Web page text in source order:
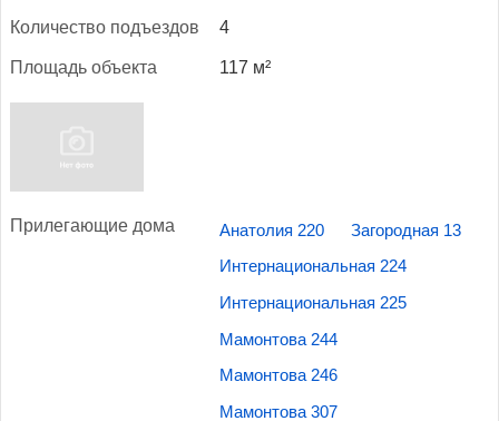
Ко­личес­тво подъ­ез­дов 4
Пло­щадь объ­ек­та 117 м²
При­лега­ющие до­ма Анатолия 220 Загородная 13
Интернациональная 224
Интернациональная 225
Мамонтова 244
Мамонтова 246
Мамонтова 307